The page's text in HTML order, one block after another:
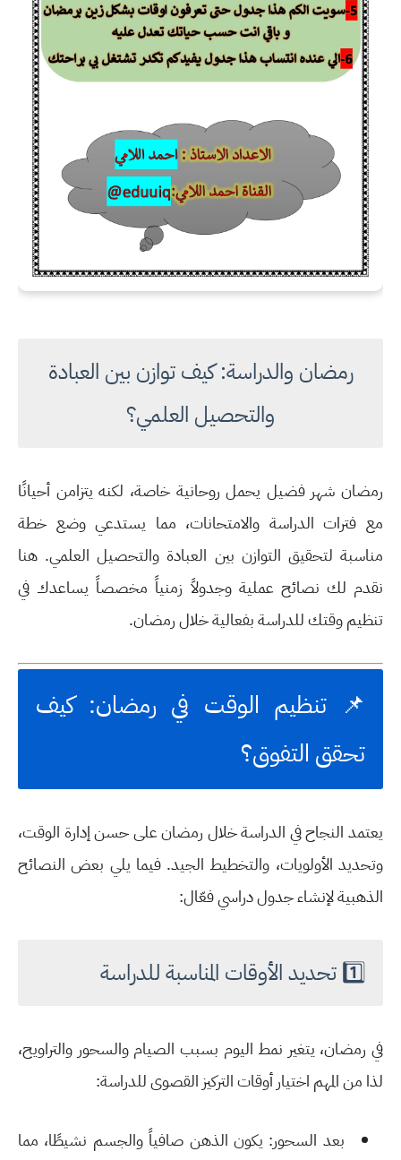
رمضان والدراسة: كيف توازن بين العبادة
والتحصيل العلمي؟
رمضان شهر فضيل يحمل روحانية خاصة، لكنه يتزامن أحيانًا
مع فترات الدراسة والامتحانات، مما يستدعي وضع خطة
مناسبة لتحقيق التوازن بين العبادة والتحصيل العلمي. هنا
نقدم لك نصائح عملية وجدولاً زمنياً مخصصاًيساعدك في
تنظيم وقتك للدراسة بفعالية خلال رمضان.
📌 تنظيم الوقت في رمضان: كيف
تحقق التفوق؟
يعتمد النجاح في الدراسة خلال رمضان على حسن إدارة الوقت،
وتحديد الأولويات، والتخطيط الجيد. فيما يلي بعض النصائح
الذهبيةلإنشاء جدول دراسي فعّال:
1️⃣ تحديد الأوقات المناسبة للدراسة
في رمضان، يتغير نمط اليوم بسبب الصيام والسحور والتراويح،
لذا من المهم اختيار أوقات التركيز القصوىللدراسة:
بعد السحور: يكون الذهن صافياً والجسم نشيطًا، مما